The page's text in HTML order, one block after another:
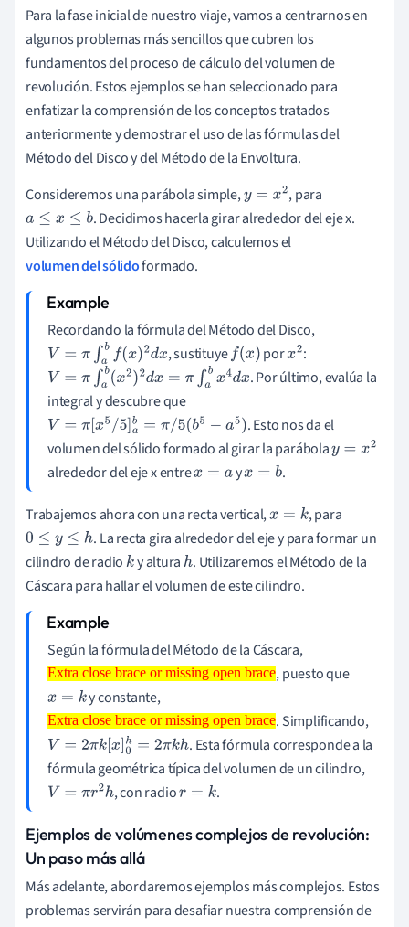
Para la fase inicial de nuestro viaje, vamos a centrarnos en
algunos problemas más sencillos que cubren los
fundamentos del proceso de cálculo del volumen de
revolución. Estos ejemplos se han seleccionado para
enfatizar la comprensión de los conceptos tratados
anteriormente y demostrar el uso de las fórmulas del
Método del Disco y del Método de la Envoltura.
Consideremos una parábola simple,y=x2
, para
a≤x≤ b
. Decidimos hacerla girar alrededor del eje x.
Utilizando el Método del Disco, calculemos el
volumen del sólidoformado.
Recordando la fórmula del Método del Disco,
V= π∫abf(x) 2dx , sustituyef(x) porx2:
V= π∫ab(x2)2dx=π∫abx4 dx
. Por último, evalúa la
integral y descubre que
V= π[x 5/5]ab=π/ 5(b 5−a5)
. Esto nos da el
volumen del sólido formado al girar la parábolay=x2
alrededor del eje x entrex= a yx= b .
Trabajemos ahora con una recta vertical,x= k
, para
0≤y≤ h
. La recta gira alrededor del eje y para formar un
cilindro de radioky alturah. Utilizaremos el Método de la
Cáscara para hallar el volumen de este cilindro.
Según la fórmula del Método de la Cáscara,
Extra close brace or missing open brace
Extra close brace or missing open
brace
, puesto que
x= k y constante,
Extra close brace or missing open brace
Extra close brace or missing open
brace
. Simplificando,
V= 2π k[x]0h=2π kh
. Esta fórmula corresponde a la
fórmula geométrica típica del volumen de un cilindro,
V= πr2h , con radior= k .
Ejemplos de volúmenes complejos de revolución:
Un paso más allá
Más adelante, abordaremos ejemplos más complejos. Estos
problemas servirán para desafiar nuestra comprensión de